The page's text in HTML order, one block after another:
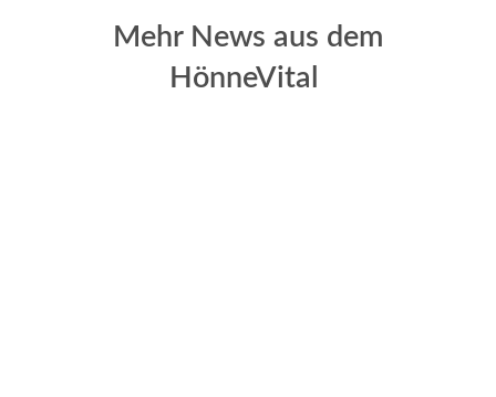
Mehr News aus dem
HönneVital